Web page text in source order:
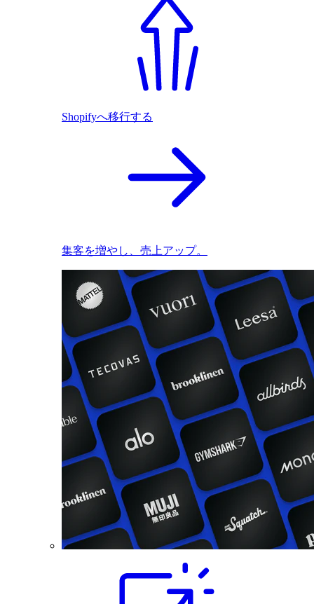
Shopifyへ移行する
集客を増やし、売上アップ。